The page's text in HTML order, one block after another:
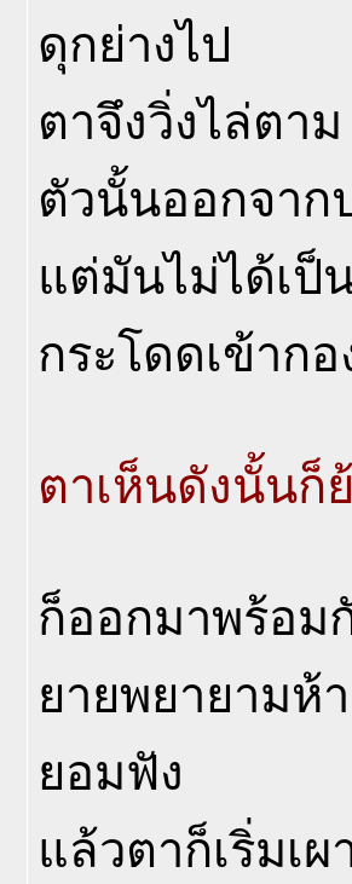
ดุกย่างไป
ตาจึงวิ่งไล่ตา
ตัวนั้นออกจาก
แต่มันไม่ได้เป็
กระโดดเข้ากอ
ตาเห็นดังนั้นก็
ก็ออกมาพร้อม
ยายพยายามห้
ยอมฟัง
แล้วตาก็เริ่มเ